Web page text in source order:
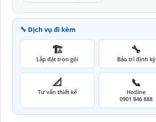
🔧 Dịch vụ đi kèm
🏗️
Lắp đặt trọn gói
🔧
Bảo trì định kỳ
📐
Tư vấn thiết kế
📞
Hotline
0901 846 888